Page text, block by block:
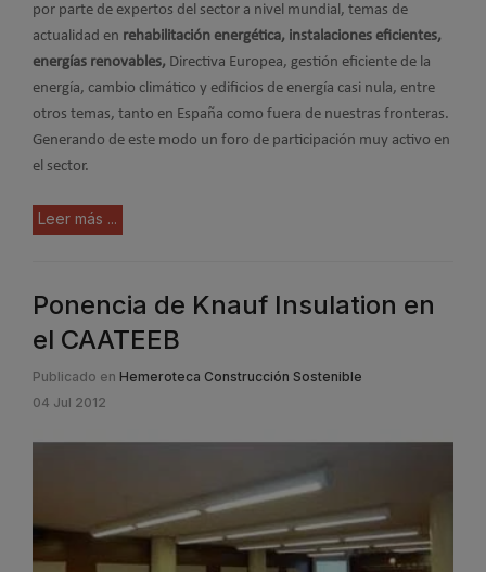
por parte de expertos del sector a nivel mundial, temas de
actualidad en rehabilitación energética, instalaciones eficientes,
energías renovables, Directiva Europea, gestión eficiente de la
energía, cambio climático y edificios de energía casi nula, entre
otros temas, tanto en España como fuera de nuestras fronteras.
Generando de este modo un foro de participación muy activo en
el sector.
Leer más ...
Ponencia de Knauf Insulation en
el CAATEEB
Publicado en Hemeroteca Construcción Sostenible
04 Jul 2012